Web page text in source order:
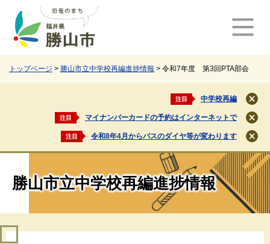
トップページ > 勝山市立中学校再編進捗情報 > 令和7年度 第3回PTA部会
注目 中学校再編
閉
じ
る
注目 マイナンバーカードの予約はインターネットで
閉
じ
る
注目 令和8年4月からバスのダイヤ等が変わります
閉
じ
る
勝山市立中学校再編進捗情報